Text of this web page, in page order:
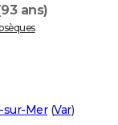
ans)
sur-Mer(Var)